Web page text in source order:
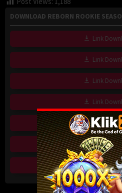
DOWNLOAD REBORN ROOKIE
Link
Link
Link
Link
Link
Link
Link